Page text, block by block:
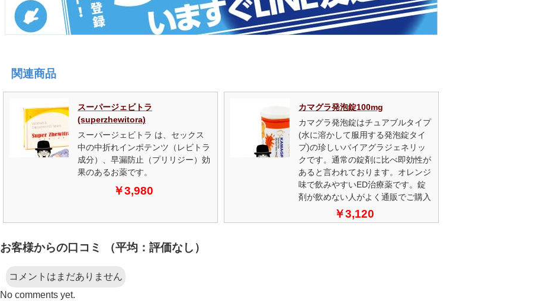
関連商品
スーパージェビトラ
(superzhewitora)
スーパージェビトラ は、セックス
中の中折れインポテンツ（レビトラ
成分）、早漏防止（プリリジー）効
果のあるお薬です。
￥3,980
カマグラ発泡錠100mg
カマグラ発泡錠はチュアブルタイプ
(水に溶かして服用する発泡錠タイ
プ)の珍しいバイアグラジェネリッ
クです。通常の錠剤に比べ即効性が
あると言われております。オレンジ
味で飲みやすいED治療薬です。錠
剤が飲めない人がよく通販でご購入
されます。￥3,120
お客様からの口コミ （平均：評価なし）
コメントはまだありません
No comments yet.